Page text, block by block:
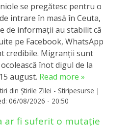
se pregătesc pentru o
intrare în masă în Ceuta,
de informații au stabilit că
pe Facebook, WhatsApp
credibile. Migranții sunt
înot digul de la
august. Read more »
din Știrile Zilei - Stiripesurse |
06/08/2026 - 20:50
ar fi suferit o mutație